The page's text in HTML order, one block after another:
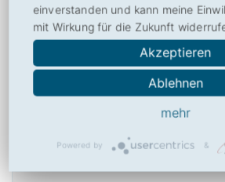
Bitte bewerten Sie KennstDuEinen.de nach
helfen Sie anderen Besuchern mit der
KennstDuEinen.de und ermöglichen Toplisten
Danke hierfür!
einverstanden und kann meine
mit Wirkung für die Zukunft
Akzeptieren
Ablehnen
mehr
Powered by &